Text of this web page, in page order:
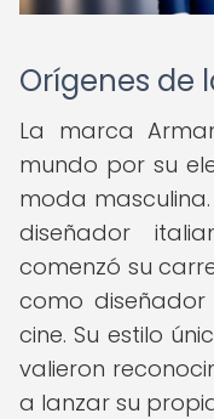
Orígenes de
La marca
mundo por su
moda
diseñador
comenzó su
como
cine. Su estilo
valieron
a lanzar su